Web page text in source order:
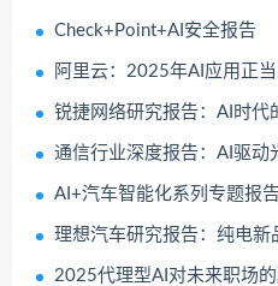
Check+Point+AI安全报告
阿里云：2025年AI应用正当时
锐捷网络研究报告：AI时代
通信行业深度报告：AI驱动光铜共
AI+汽车智能化系列专题报告
理想汽车研究报告：纯电新品开启
2025代理型AI对未来职场的颠